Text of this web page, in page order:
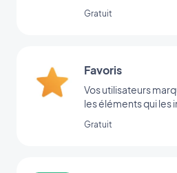
Gratuit
Favoris
Vos utilisateurs
les éléments qui les
Gratuit